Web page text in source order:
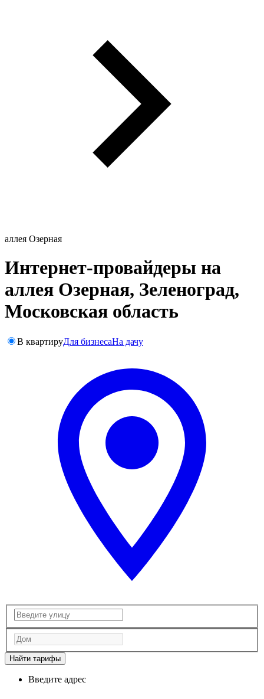
аллея Озерная
Интернет-провайдеры на
аллея Озерная, Зеленоград,
Московская область
В квартируДля бизнесаНа дачу
Найти тарифы
Введите адрес